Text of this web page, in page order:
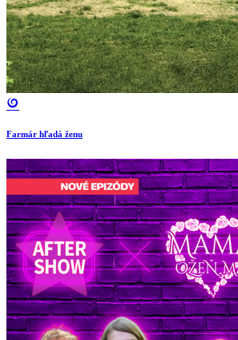
Farmár hľadá ženu